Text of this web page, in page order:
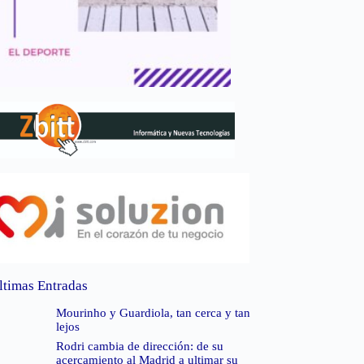
Entradas
Mourinho y Guardiola, tan cerca y tan
lejos
Rodri cambia de dirección: de su
acercamiento al Madrid a ultimar su